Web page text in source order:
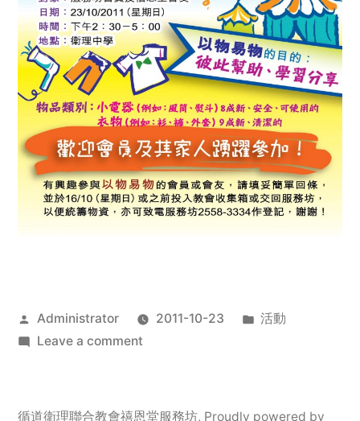
Posted
by
Administrator 2011-10-23
Posted
活動
Leave a commenton
服
循道衛理聯合教會禧恩堂服務坊, Proudly powered by